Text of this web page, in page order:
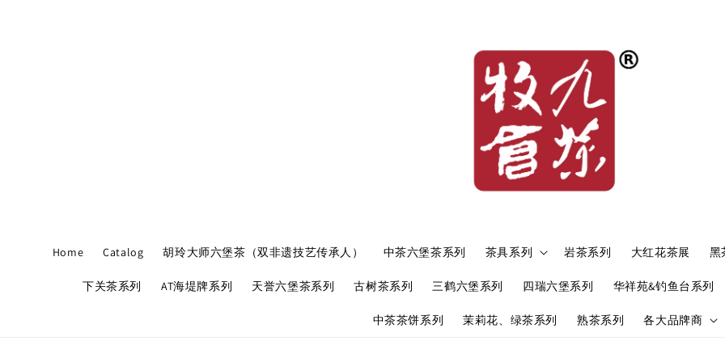
Home Catalog 胡玲大师六堡茶（双非遗技艺传承人） 中茶六堡茶系列 茶具系列 岩茶系列 大红花茶展 黑
下关茶系列 AT海堤牌系列 天誉六堡茶系列 古树茶系列 三鹤六堡系列 四瑞六堡系列 华祥苑&钓鱼台系列
中茶茶饼系列 茉莉花、绿茶系列 熟茶系列 各大品牌商